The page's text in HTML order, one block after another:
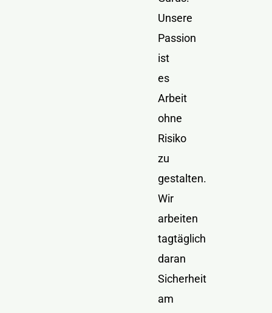
Unsere
Passion
ist
es
Arbeit
ohne
Risiko
zu
gestalten.
Wir
arbeiten
tagtäglich
daran
Sicherheit
am